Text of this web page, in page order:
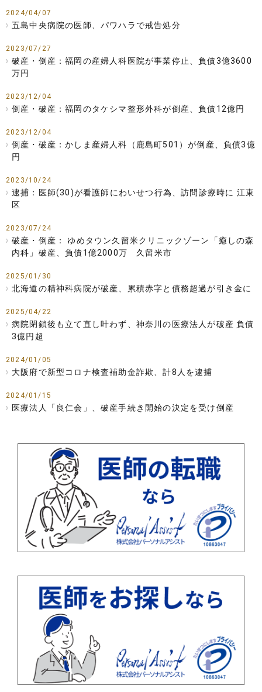
2024/04/07
五島中央病院の医師、パワハラで戒告処分
2023/07/27
破産・倒産：福岡の産婦人科医院が事業停止、負債3億3600
万円
2023/12/04
倒産・破産：福岡のタケシマ整形外科が倒産、負債12億円
2023/12/04
倒産・破産：かしま産婦人科（鹿島町501）が倒産、負債3億
円
2023/10/24
逮捕：医師(30)が看護師にわいせつ行為、訪問診療時に 江東
区
2023/07/24
破産・倒産： ゆめタウン久留米クリニックゾーン「癒しの森
内科」破産、負債1億2000万 久留米市
2025/01/30
北海道の精神科病院が破産、累積赤字と債務超過が引き金に
2025/04/22
病院閉鎖後も立て直し叶わず、神奈川の医療法人が破産 負債
3億円超
2024/01/05
大阪府で新型コロナ検査補助金詐欺、計8人を逮捕
2024/01/15
医療法人「良仁会」、破産手続き開始の決定を受け倒産